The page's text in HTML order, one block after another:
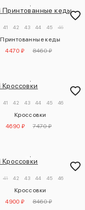
41 42 43 44 45 46
Принтованные кеды
4470 ₽
8460 ₽
41 42 43 44 45 46
Кроссовки
4690 ₽
7470 ₽
41 42 43 44 45 46
Кроссовки
4900 ₽
8460 ₽